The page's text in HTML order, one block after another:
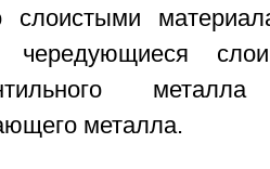
слоистыми
чередующиеся слои
металла.